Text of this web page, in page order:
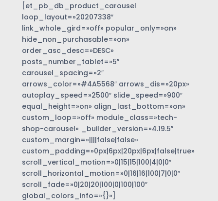
[et_pb_db_product_carousel
loop_layout=»20207338″
link_whole_gird=»off» popular_only=»on»
hide_non_purchasable=»on»
order_asc_desc=»DESC»
posts_number_tablet=»5″
carousel_spacing=»2″
arrows_color=»#4A5568″ arrows_dis=»20px»
autoplay_speed=»2500″ slide_speed=»900″
equal_height=»on» align_last_bottom=»on»
custom_loop=»off» module_class=»tech-
shop-carousel» _builder_version=»4.19.5″
custom_margin=»||||false|false»
custom_padding=»0px|6px|20px|6px|false|true»
scroll_vertical_motion=»0|15|15|100|4|0|0″
scroll_horizontal_motion=»0|16|16|100|7|0|0″
scroll_fade=»0|20|20|100|0|100|100″
global_colors_info=»{}»]